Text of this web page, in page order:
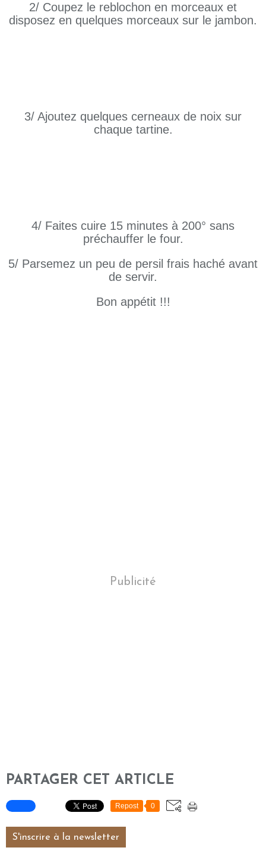
2/ Coupez le reblochon en morceaux et
disposez en quelques morceaux sur le jambon.
3/ Ajoutez quelques cerneaux de noix sur
chaque tartine.
4/ Faites cuire 15 minutes à 200° sans
préchauffer le four.
5/ Parsemez un peu de persil frais haché avant
de servir.
Bon appétit !!!
Publicité
PARTAGER CET ARTICLE
Repost 0
S'inscrire à la newsletter